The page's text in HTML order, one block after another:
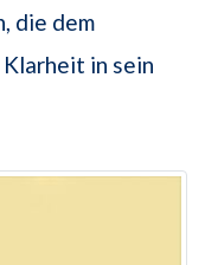
die dem
in sein